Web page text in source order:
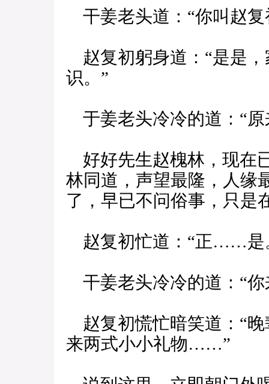
干姜老头道：“你叫赵复
赵复初躬身道：“是是
识。”
于姜老头冷冷的道：“原
好好先生赵槐林，现在
林同道，声望最隆，人缘
了，早已不问俗事，只是
赵复初忙道：“正……是
干姜老头冷冷的道：“你
赵复初慌忙暗笑道：“
来两式小小礼物……”